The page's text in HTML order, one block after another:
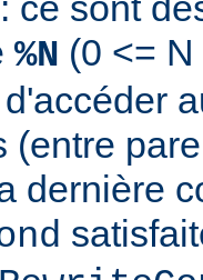
%N (0 <=
(entre
dernière